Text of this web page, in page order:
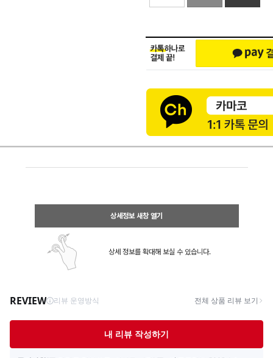
상세정보 새창 열기
상세 정보를 확대해 보실 수 있습니다.